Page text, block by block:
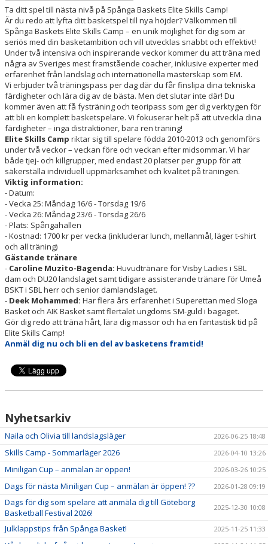
Ta ditt spel till nästa nivå på Spånga Baskets Elite Skills Camp!
Är du redo att lyfta ditt basketspel till nya höjder? Välkommen till
Spånga Baskets Elite Skills Camp – en unik möjlighet för dig som är
seriös med din basketambition och vill utvecklas snabbt och effektivt!
Under två intensiva och inspirerande veckor kommer du att träna med
några av Sveriges mest framstående coacher, inklusive experter med
erfarenhet från landslag och internationella mästerskap som EM.
Vi erbjuder två träningspass per dag där du får finslipa dina tekniska
färdigheter och lära dig av de bästa. Men det slutar inte där! Du
kommer även att få fysträning och teoripass som ger dig verktygen för
att bli en komplett basketspelare. Vi fokuserar helt på att utveckla dina
färdigheter – inga distraktioner, bara ren träning!
Elite Skills Camp riktar sig till spelare födda 2010-2013 och genomförs
under två veckor – veckan före och veckan efter midsommar. Vi har
både tjej- och killgrupper, med endast 20 platser per grupp för att
säkerställa individuell uppmärksamhet och kvalitet på träningen.
Viktig information:
- Datum:
- Vecka 25: Måndag 16/6 - Torsdag 19/6
- Vecka 26: Måndag 23/6 - Torsdag 26/6
- Plats: Spångahallen
- Kostnad: 1700 kr per vecka (inkluderar lunch, mellanmål, läger t-shirt
och all träning)
Gästande tränare
- Caroline Muzito-Bagenda: Huvudtränare för Visby Ladies i SBL
dam och DU20 landslaget samt tidigare assisterande tränare för Umeå
BSKT i SBL herr och senior damlandslaget.
- Deek Mohammed: Har flera års erfarenhet i Superettan med Sloga
Basket och AIK Basket samt flertalet ungdoms SM-guld i bagaget.
Gör dig redo att träna hårt, lära dig massor och ha en fantastisk tid på
Elite Skills Camp!
Anmäl dig nu och bli en del av basketens framtid!
Nyhetsarkiv
Naila och Olivia till landslagsläger 2026-06-25 18:48
Skills Camp - Sommarläger 2026 2026-04-10 13:26
Miniligan Cup – anmälan är öppen! 2026-03-26 10:25
Dags för nästa Miniligan Cup – anmälan är öppen! ?? 2026-01-28 09:19
Dags för dig som spelare att anmäla dig till Göteborg
Basketball Festival 2026!
2025-12-30 10:08
Julklappstips från Spånga Basket! 2025-11-25 11:33